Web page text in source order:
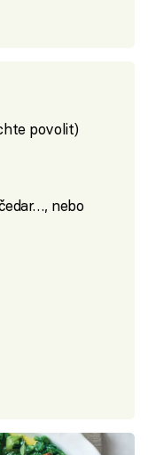
povolit)
nebo